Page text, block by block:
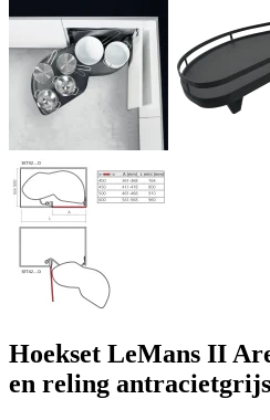
Hoekset LeMans II
en reling antracietgrijs